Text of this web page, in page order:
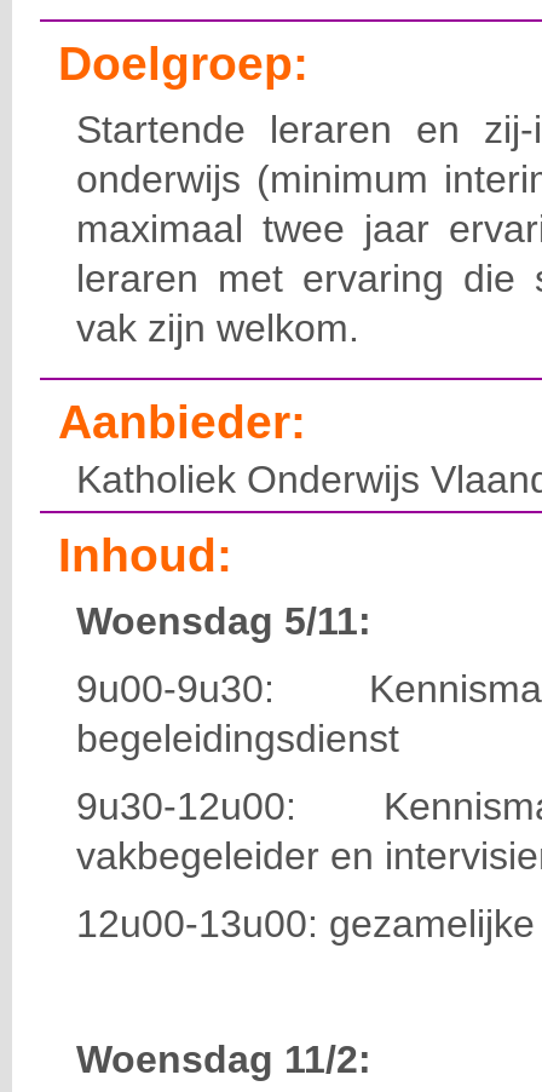
Doelgroep:
Startende leraren en zij-
onderwijs (minimum
maximaal twee jaar
leraren met ervaring die
vak zijn welkom.
Aanbieder:
Katholiek Onderwijs
Inhoud:
Woensdag 5/11:
9u00-9u30:
begeleidingsdienst
9u30-12u00:
vakbegeleider en
12u00-13u00:
Woensdag 11/2: